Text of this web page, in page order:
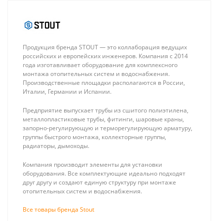
Stout
накидной
гайкой
(евроконус)
16xG 3/4" для
труб из
полиэтилена
аксиальный
508 ₽
металлопластиковых
труб прессовой
1 183 ₽
Продукция бренда STOUT — это коллаборация ведущих
российских и европейских инженеров. Компания с 2014
года изготавливает оборудование для комплексного
монтажа отопительных систем и водоснабжения.
Производственные площадки располагаются в России,
Италии, Германии и Испании.
Предприятие выпускает трубы из сшитого полиэтилена,
металлопластиковые трубы, фитинги, шаровые краны,
запорно-регулирующую и терморегулирующую арматуру,
группы быстрого монтажа, коллекторные группы,
радиаторы, дымоходы.
Компания производит элементы для установки
оборудования. Все комплектующие идеально подходят
друг другу и создают единую структуру при монтаже
отопительных систем и водоснабжения.
Все товары бренда Stout